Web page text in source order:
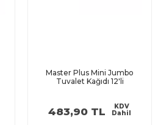
Master Plus Mini Jumbo
Tuvalet Kağıdı 12'li
483,90 TL
KDV
Dahil